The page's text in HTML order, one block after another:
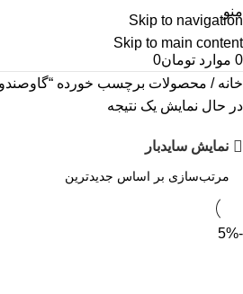
Skip to navigation
Skip to main content
منو
0 موارد تومان0
خانه محصولات برچسب خورده
در حال نمایش یک نتیجه
نمایش سایدبار
-5%